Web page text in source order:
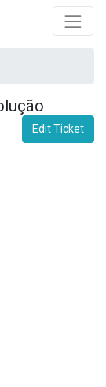
Edit Ticket